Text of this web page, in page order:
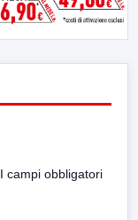
I campi obbligatori